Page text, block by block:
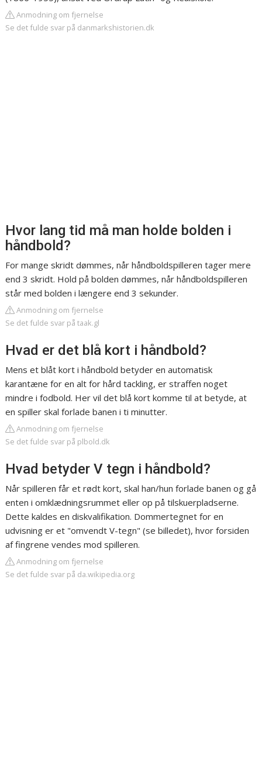
Anmodning om fjernelse
Se det fulde svar på danmarkshistorien.dk
Hvor lang tid må man holde bolden i
håndbold?
For mange skridt dømmes, når håndboldspilleren tager mere
end 3 skridt. Hold på bolden dømmes, når håndboldspilleren
står med bolden i længere end 3 sekunder.
Anmodning om fjernelse
Se det fulde svar på taak.gl
Hvad er det blå kort i håndbold?
Mens et blåt kort i håndbold betyder en automatisk
karantæne for en alt for hård tackling, er straffen noget
mindre i fodbold. Her vil det blå kort komme til at betyde, at
en spiller skal forlade banen i ti minutter.
Anmodning om fjernelse
Se det fulde svar på plbold.dk
Hvad betyder V tegn i håndbold?
Når spilleren får et rødt kort, skal han/hun forlade banen og gå
enten i omklædningsrummet eller op på tilskuerpladserne.
Dette kaldes en diskvalifikation. Dommertegnet for en
udvisning er et "omvendt V-tegn" (se billedet), hvor forsiden
af fingrene vendes mod spilleren.
Anmodning om fjernelse
Se det fulde svar på da.wikipedia.org